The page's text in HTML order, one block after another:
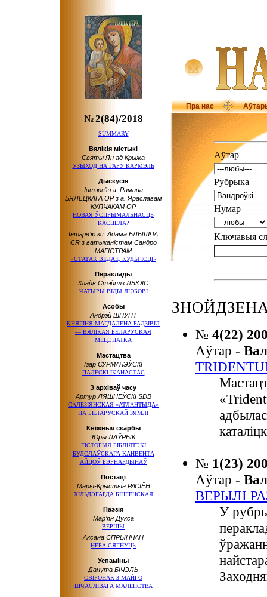
Пра нас
№2(84)/2018
SUMMARY
Вялікія містыкі
Святы Ян ад Крыжа
УЗЫХОД НА ГАРУ КАРМЭЛЬ
Дыскусія
Інтэрв’ю а. Рамана
БЯЛЕЦКАГА ОР з а. Яраславам
КУПЧАКАМ ОР
НОВАЯ ЎСПРЫМАЛЬНАСЦЬ
КАСЦЁЛА?
Інтэрв’ю кс. Адама БЛЫШЧА
CR з ватыканістам Сандро
МАГІСТРАМ
«СТАТАК ВЕДАЕ, КУДЫ ІСЦІ»
Пераклады
Клайв Стэйплз ЛЬЮІС
ЧАТЫРЫ ВІДЫ ЛЮБОВІ
Асобы
Андрэй ШПУНТ
КНЯГІНЯ МАГДАЛЕНА РАДЗІВІЛ
— ВЯЛІКАЯ БЕЛАРУСКАЯ
МЕЦЭНАТКА
Мастацтва
Ігар СУРМАЧЭЎСКІ
ПАЛЕСКІ ІКАНАСТАС
З архіваў часу
Артур ЛЯШНЕЎСКІ SDB
САЛЕЗІЯНСКАЯ «АТЛАНТЫДА»
НА БЕЛАРУСКАЙ ЗЯМЛІ
Кніжныя скарбы
Юры ЛАЎРЫК
ГІСТОРЫЯ БІБЛІЯТЭКІ
БУДСЛАЎСКАГА КАНВЕНТА
АЙЦОЎ БЭРНАРДЫНАЎ
Постаці
Мары-Крыстын РАСІЁН
ХІЛЬДЭГАРДА БІНГЕНСКАЯ
Паэзія
Мар’ян Дукса
ВЕРШЫ
Аксана СПРЫНЧАН
НЕБА СЯГНУЦЬ
Успаміны
Данута БІЧЭЛЬ
СВІРОНАК З МАЙГО
ШЧАСЛІВАГА МАЛЕНСТВА
Аўтар
Рубрыка
Нумар
Ключавыя
№ 4(22)
Аўтар -
№ 1(23)
Аўтар -
ВЕРЫЛІ
У